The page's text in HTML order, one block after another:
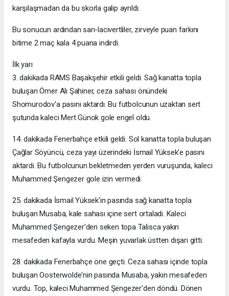
karşılaşmadan da bu skorla galip ayrıldı.
Bu sonucun ardından sarı-lacivertliler, zirveyle puan farkını
bitime 2 maç kala 4 puana indirdi.
İlk yarı
3. dakikada RAMS Başakşehir etkili geldi. Sağ kanatta topla
buluşan Ömer Ali Şahiner, ceza sahası önündeki
Shomurodov'a pasını aktardı. Bu futbolcunun uzaktan sert
şutunda kaleci Mert Günok gole engel oldu.
14. dakikada Fenerbahçe etkili geldi. Sol kanatta topla buluşan
Çağlar Söyüncü, ceza yayı üzerindeki İsmail Yüksek'e pasını
aktardı. Bu futbolcunun bekletmeden yerden vuruşunda, kaleci
Muhammed Şengezer gole izin vermedi.
25. dakikada İsmail Yüksek'in pasında sağ kanatta topla
buluşan Musaba, kale sahası içine sert ortaladı. Kaleci
Muhammed Şengezer'den seken topa Talisca yakın
mesafeden kafayla vurdu. Meşin yuvarlak üstten dışarı gitti.
28. dakikada Fenerbahçe öne geçti. Ceza sahası içinde topla
buluşan Oosterwolde'nin pasında Musaba, yakın mesafeden
vurdu. Top, kaleci Muhammed Şengezer'den döndü. Dönen